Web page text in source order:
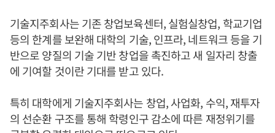
기술지주회사는 기존 창업보육센터, 실험실창업, 학교기업
등의 한계를 보완해 대학의 기술, 인프라, 네트워크 등을 기
반으로 양질의 기술 기반 창업을 촉진하고 새 일자리 창출
에 기여할 것이란 기대를 받고 있다.
특히 대학에게 기술지주회사는 창업, 사업화, 수익, 재투자
의 선순환 구조를 통해 학령인구 감소에 따른 재정위기를